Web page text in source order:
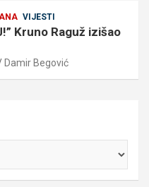
VIJESTI
Kruno Raguž izišao
Damir Begović